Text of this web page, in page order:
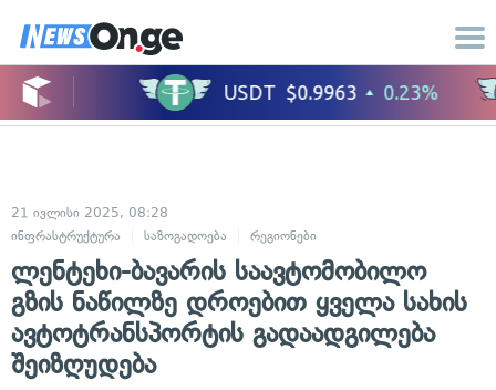
21 ივლისი 2025, 08:28
ინფრასტრუქტურა
საზოგადოება რეგიონები
ლენტეხი-ბავარის საავტომობილო
გზის ნაწილზე დროებით ყველა სახის
ავტოტრანსპორტის გადაადგილება
შეიზღუდება